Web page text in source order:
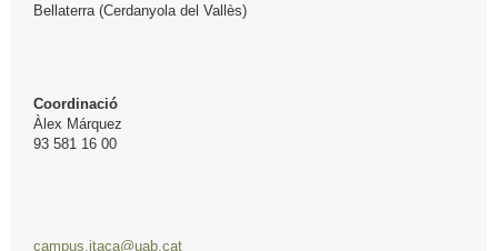
Bellaterra (Cerdanyola del Vallès)
Coordinació
Àlex Márquez
93 581 16 00
campus.itaca@uab.cat